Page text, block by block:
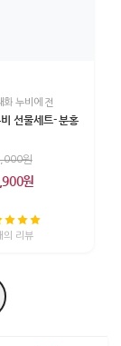
화 누비에 전
선물세트- 분홍
원
원
의 리뷰